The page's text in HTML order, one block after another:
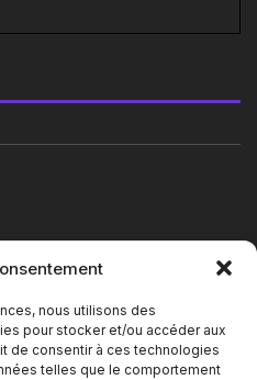
nous utilisons des
pour stocker et/ou accéder aux
de consentir à ces technologies
telles que le comportement
SUR INSTAGRAM